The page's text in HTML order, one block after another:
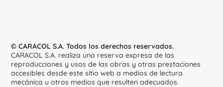
© CARACOL S.A. Todos los derechos reservados.
CARACOL S.A. realiza una reserva expresa de las
reproducciones y usos de las obras y otras prestaciones
accesibles desde este sitio web a medios de lectura
mecánica u otros medios que resulten adecuados.